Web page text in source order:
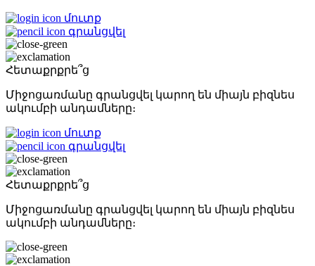
մուտք
գրանցվել
Հետաքրքրե՞ց
Միջոցառմանը գրանցվել կարող են միայն բիզնես
ակումբի անդամները։
մուտք
գրանցվել
Հետաքրքրե՞ց
Միջոցառմանը գրանցվել կարող են միայն բիզնես
ակումբի անդամները։